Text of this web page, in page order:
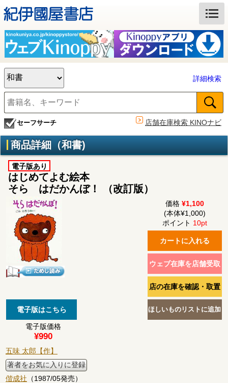
詳細検索
セーフサーチ 店舗在庫検索 KINOナビ
商品詳細（和書)
電子版あり
はじめてよむ絵本
そら はだかんぼ！ （改訂版）
価格 ¥1,100
(本体¥1,000)
ポイント 10pt
電子版価格
¥990
五味 太郎【作】
著者をお気に入りに登録
偕成社 （1987/05発売）